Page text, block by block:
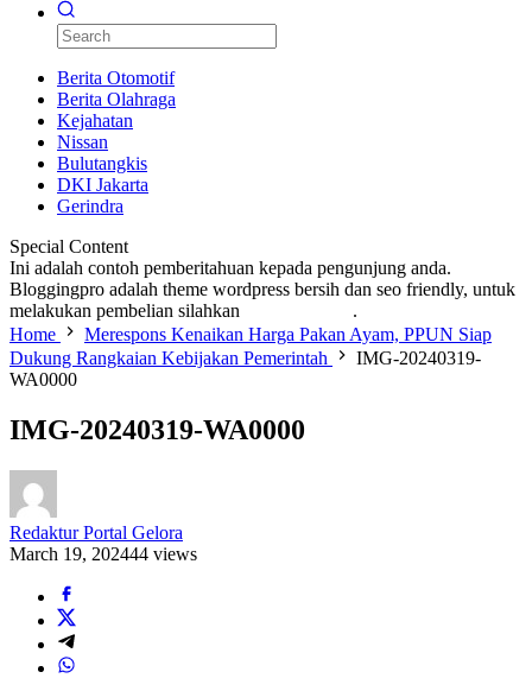
Berita Otomotif
Berita Olahraga
Kejahatan
Nissan
Bulutangkis
DKI Jakarta
Gerindra
Special Content
Ini adalah contoh pemberitahuan kepada pengunjung anda.
Bloggingpro adalah theme wordpress bersih dan seo friendly, untuk
melakukan pembelian silahkan
.
Home
Merespons Kenaikan Harga Pakan Ayam, PPUN Siap
Dukung Rangkaian Kebijakan Pemerintah
IMG-20240319-
WA0000
IMG-20240319-WA0000
Redaktur Portal Gelora
March 19, 202444 views